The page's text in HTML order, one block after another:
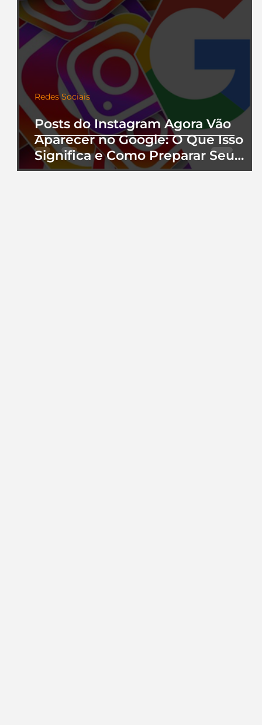
Posts do Instagram Agora Vão
Aparecer no Google: O Que Isso
Significa e Como Preparar Seu
Perfil
Redes Sociais